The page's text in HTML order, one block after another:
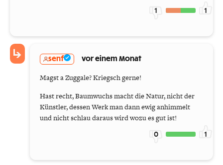
1 1
senf vor einem Monat
Magst a Zuggale? Kriegsch gerne!
Hast recht, Baumwuchs macht die Natur, nicht der
Künstler, dessen Werk man dann ewig anhimmelt
und nicht schlau daraus wird wozu es gut ist!
0 1